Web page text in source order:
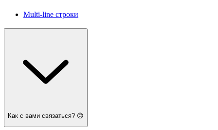
Multi-line строки
Как с вами связаться? 🙃